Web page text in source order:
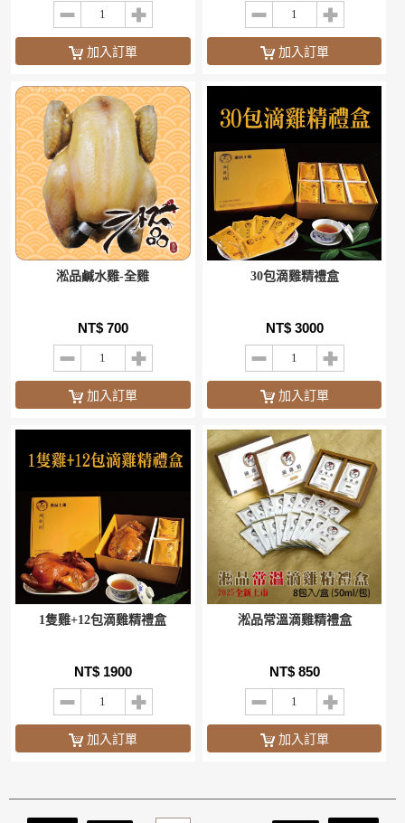
加入訂單 加入訂單
淞品鹹水雞-全雞
NT$ 700
加入訂單
30包滴雞精禮盒
NT$ 3000
加入訂單
1隻雞+12包滴雞精禮盒
NT$ 1900
加入訂單
淞品常溫滴雞精禮盒
NT$ 850
加入訂單